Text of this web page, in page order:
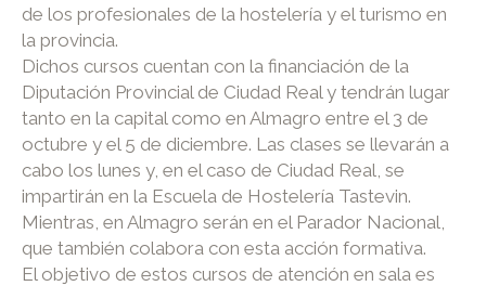
de los profesionales de la hostelería y el turismo en
la provincia.
Dichos cursos cuentan con la financiación de la
Diputación Provincial de Ciudad Real y tendrán lugar
tanto en la capital como en Almagro entre el 3 de
octubre y el 5 de diciembre. Las clases se llevarán a
cabo los lunes y, en el caso de Ciudad Real, se
impartirán en la Escuela de Hostelería Tastevin.
Mientras, en Almagro serán en el Parador Nacional,
que también colabora con esta acción formativa.
El objetivo de estos cursos de atención en sala es